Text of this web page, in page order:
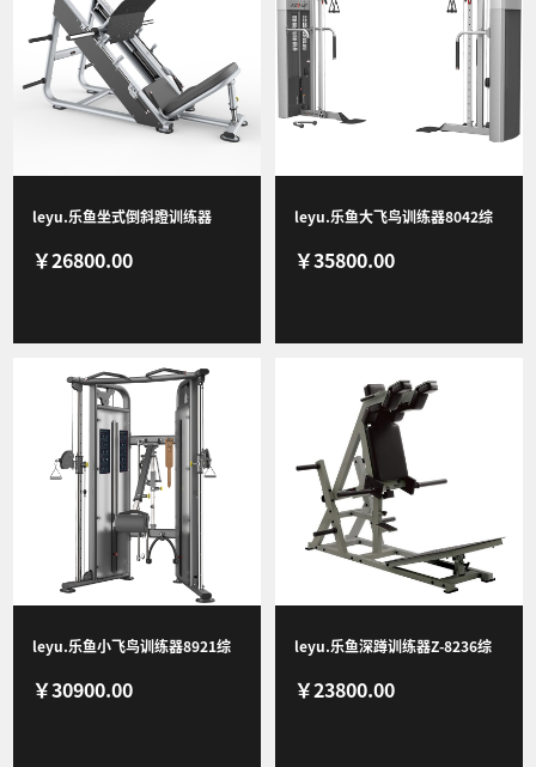
联系我们
leyu.乐鱼坐式倒斜蹬训练器
8116商用健身器材健身房团购综
￥26800.00
leyu.乐鱼大飞鸟训练器8042综
合训练器专业运动健身房器材
￥35800.00
leyu.乐鱼小飞鸟训练器8921综
合训练器专业运动健身房器材
￥30900.00
leyu.乐鱼深蹲训练器Z-8236综
合训练器专业运动健身器材
￥23800.00